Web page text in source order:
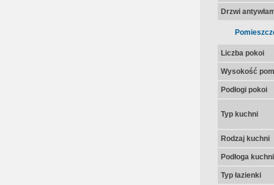
Drzwi
Liczba pokoi
Wysokość
Podłogi pokoi
Typ kuchni
Rodzaj kuchni
Podłoga kuchni
Typ łazienki